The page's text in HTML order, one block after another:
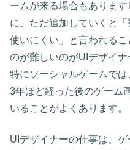
ームが来る場合もありま
に、ただ追加していくと
使いにくい」と言われる
のが難しいのがUIデザイナ
特にソーシャルゲームで
3年ほど経った後のゲーム
いることがよくあります。
UIデザイナーの仕事は、ゲ